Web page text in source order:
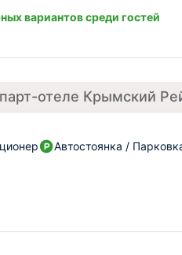
вариантов среди гостей
отеле Крымский
Автостоянка /